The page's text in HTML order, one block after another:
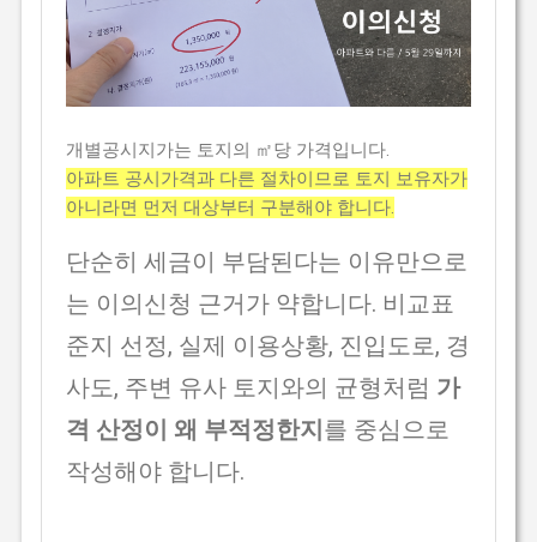
개별공시지가는 토지의 ㎡당 가격입니다.
아파트 공시가격과 다른 절차이므로 토지 보유자가
아니라면 먼저 대상부터 구분해야 합니다.
단순히 세금이 부담된다는 이유만으로
는 이의신청 근거가 약합니다. 비교표
준지 선정, 실제 이용상황, 진입도로, 경
사도, 주변 유사 토지와의 균형처럼 가
격 산정이 왜 부적정한지를 중심으로
작성해야 합니다.